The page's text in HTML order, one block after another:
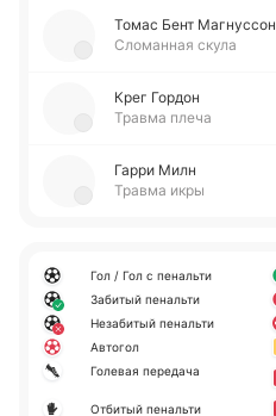
Томас Бент Ма­гну­ссон
Сломанная скула
Крег Гордон
Травма плеча
Гарри Милн
Травма икры
Гол / Гол с пенальти
Забитый пенальти
Незабитый пенальти
Автогол
Голевая передача
Отбитый пенальти